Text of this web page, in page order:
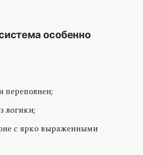
особенно
переполнен;
логики;
с ярко выраженными